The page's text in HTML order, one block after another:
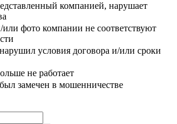
компанией, нарушает
фото компании не соответствуют
условия договора и/или сроки
не работает
замечен в мошенничестве